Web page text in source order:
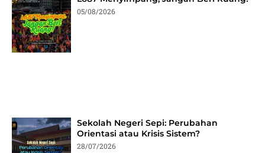
05/08/2026
Sekolah Negeri Sepi: Perubahan
Orientasi atau Krisis Sistem?
28/07/2026